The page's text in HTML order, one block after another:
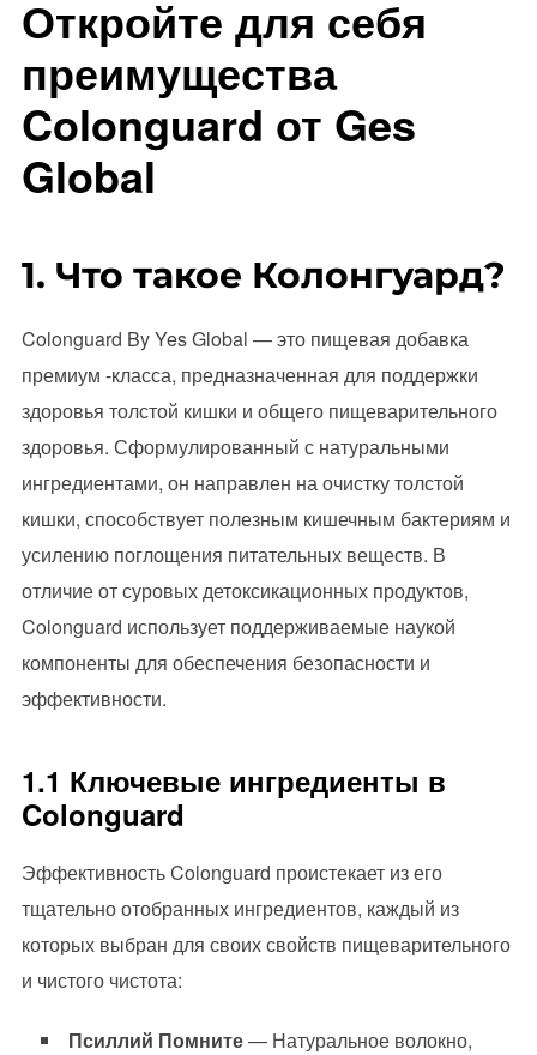
Откройте для себя
преимущества
Colonguard от Ges
Global
1. Что такое Колонгуард?
Colonguard By Yes Global — это пищевая добавка
премиум -класса, предназначенная для поддержки
здоровья толстой кишки и общего пищеварительного
здоровья. Сформулированный с натуральными
ингредиентами, он направлен на очистку толстой
кишки, способствует полезным кишечным бактериям и
усилению поглощения питательных веществ. В
отличие от суровых детоксикационных продуктов,
Colonguard использует поддерживаемые наукой
компоненты для обеспечения безопасности и
эффективности.
1.1 Ключевые ингредиенты в
Colonguard
Эффективность Colonguard проистекает из его
тщательно отобранных ингредиентов, каждый из
которых выбран для своих свойств пищеварительного
и чистого чистота:
Псиллий Помните— Натуральное волокно,